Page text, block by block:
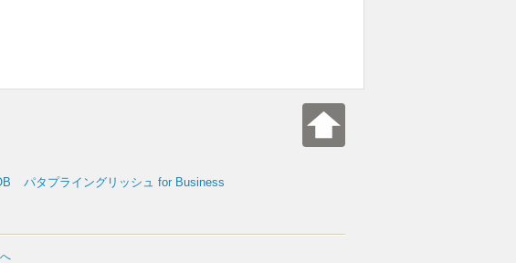
パタプライングリッシュ for Business